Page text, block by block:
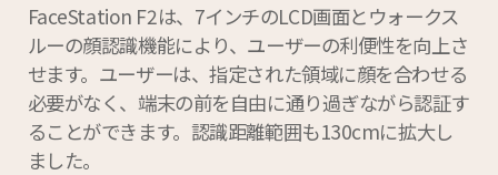
FaceStation F2は、7インチのLCD画面とウォークス
ルーの顔認識機能により、ユーザーの利便性を向上さ
せます。ユーザーは、指定された領域に顔を合わせる
必要がなく、端末の前を自由に通り過ぎながら認証す
ることができます。認識距離範囲も130cmに拡大し
ました。